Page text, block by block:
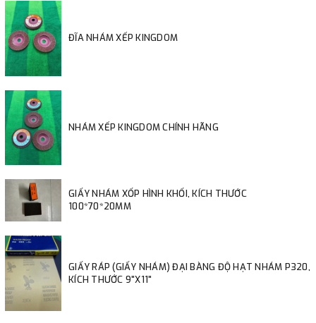
ĐĨA NHÁM XẾP KINGDOM
NHÁM XẾP KINGDOM CHÍNH HÃNG
GIẤY NHÁM XỐP HÌNH KHỐI, KÍCH THƯỚC
100*70*20MM
GIẤY RÁP (GIẤY NHÁM) ĐẠI BÀNG ĐỘ HẠT NHÁM P320,
KÍCH THƯỚC 9"X11"